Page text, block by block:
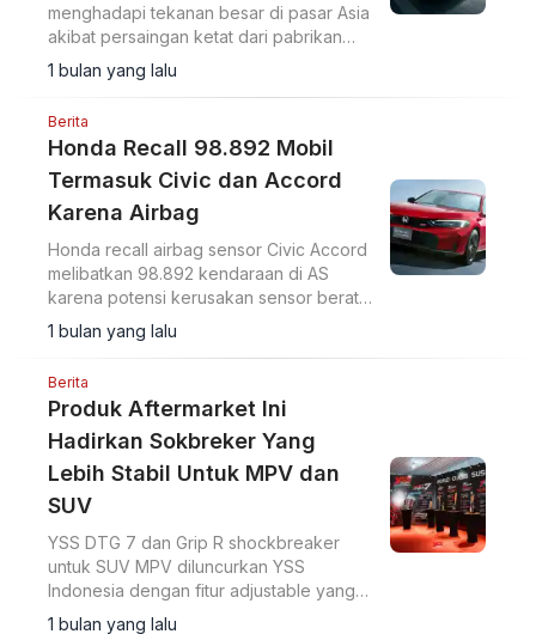
menghadapi tekanan besar di pasar Asia
akibat persaingan ketat dari pabrikan
asal Tiongkok.
1 bulan yang lalu
Berita
Honda Recall 98.892 Mobil
Termasuk Civic dan Accord
Karena Airbag
Honda recall airbag sensor Civic Accord
melibatkan 98.892 kendaraan di AS
karena potensi kerusakan sensor berat
penumpang yang dapat memicu
pengembangan airbag tidak semestinya.
1 bulan yang lalu
Berita
Produk Aftermarket Ini
Hadirkan Sokbreker Yang
Lebih Stabil Untuk MPV dan
SUV
YSS DTG 7 dan Grip R shockbreaker
untuk SUV MPV diluncurkan YSS
Indonesia dengan fitur adjustable yang
mendukung handling lebih baik serta
1 bulan yang lalu